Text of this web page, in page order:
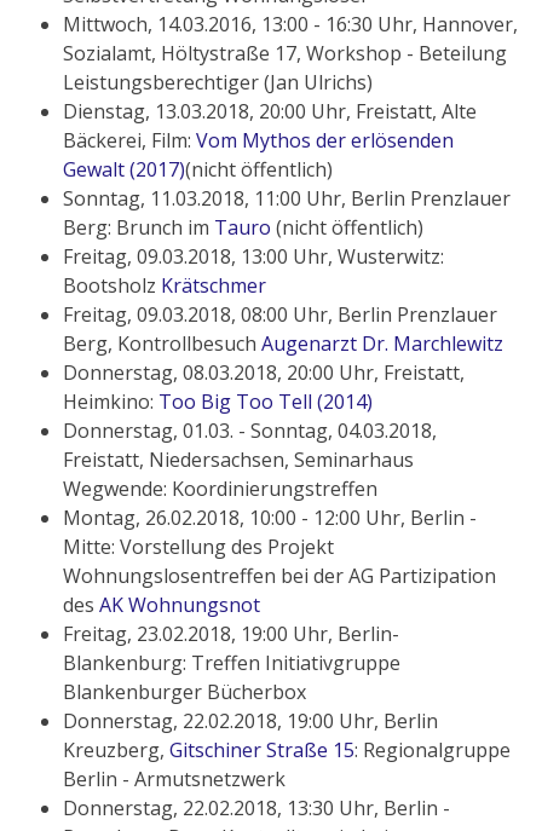
Mittwoch, 14.03.2016, 13:00 - 16:30 Uhr, Hannover,
Sozialamt, Höltystraße 17, Workshop - Beteilung
Leistungsberechtiger (Jan Ulrichs)
Dienstag, 13.03.2018, 20:00 Uhr, Freistatt, Alte
Bäckerei, Film: Vom Mythos der erlösenden
Gewalt (2017)(nicht öffentlich)
Sonntag, 11.03.2018, 11:00 Uhr, Berlin Prenzlauer
Berg: Brunch im Tauro (nicht öffentlich)
Freitag, 09.03.2018, 13:00 Uhr, Wusterwitz:
Bootsholz Krätschmer
Freitag, 09.03.2018, 08:00 Uhr, Berlin Prenzlauer
Berg, Kontrollbesuch Augenarzt Dr. Marchlewitz
Donnerstag, 08.03.2018, 20:00 Uhr, Freistatt,
Heimkino: Too Big Too Tell (2014)
Donnerstag, 01.03. - Sonntag, 04.03.2018,
Freistatt, Niedersachsen, Seminarhaus
Wegwende: Koordinierungstreffen
Montag, 26.02.2018, 10:00 - 12:00 Uhr, Berlin -
Mitte: Vorstellung des Projekt
Wohnungslosentreffen bei der AG Partizipation
des AK Wohnungsnot
Freitag, 23.02.2018, 19:00 Uhr, Berlin-
Blankenburg: Treffen Initiativgruppe
Blankenburger Bücherbox
Donnerstag, 22.02.2018, 19:00 Uhr, Berlin
Kreuzberg, Gitschiner Straße 15: Regionalgruppe
Berlin - Armutsnetzwerk
Donnerstag, 22.02.2018, 13:30 Uhr, Berlin -